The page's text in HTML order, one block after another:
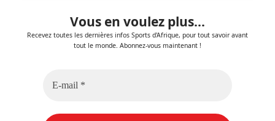
Vous en voulez plus...
Recevez toutes les dernières infos Sports d'Afrique, pour tout savoir avant
tout le monde. Abonnez-vous maintenant !